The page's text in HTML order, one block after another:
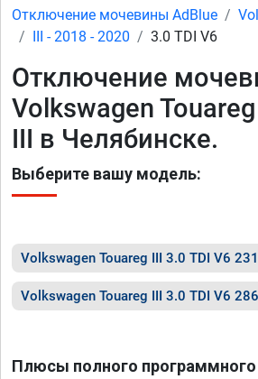
Отключение мочевины AdBlue
III - 2018 - 2020
3.0 TDI V6
Отключение
Volkswagen
III в Челябинске.
Выберите вашу модель:
Volkswagen Touareg III 3.0 TDI V6
Volkswagen Touareg III 3.0 TDI V6
Плюсы полного